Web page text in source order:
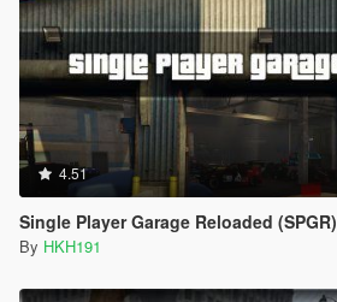
4.51
Single Player Garage Reloaded (SPGR)
By HKH191